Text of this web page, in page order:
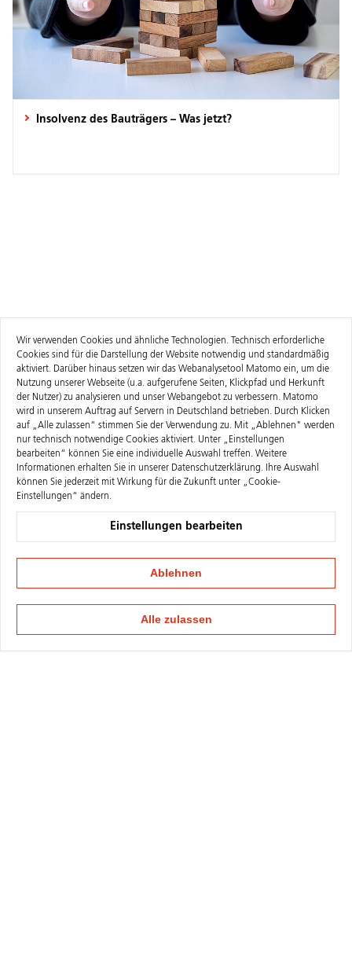
Insolvenz des Bauträgers – Was jetzt?
Wir verwenden Cookies und ähnliche Technologien. Technisch erforderliche
Cookies sind für die Darstellung der Website notwendig und standardmäßig
aktiviert. Darüber hinaus setzen wir das Webanalysetool Matomo ein, um die
Nutzung unserer Webseite (u.a. aufgerufene Seiten, Klickpfad und Herkunft
der Nutzer) zu analysieren und unser Webangebot zu verbessern. Matomo
wird in unserem Auftrag auf Servern in Deutschland betrieben. Durch Klicken
auf „Alle zulassen“ stimmen Sie der Verwendung zu. Mit „Ablehnen" werden
nur technisch notwendige Cookies aktiviert. Unter „Einstellungen
bearbeiten“ können Sie eine individuelle Auswahl treffen. Weitere
Informationen erhalten Sie in unserer Datenschutzerklärung. Ihre Auswahl
können Sie jederzeit mit Wirkung für die Zukunft unter „Cookie-
Einstellungen“ ändern.
Einstellungen bearbeiten
Ablehnen
Alle zulassen